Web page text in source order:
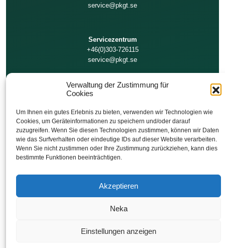
Verwaltung der Zustimmung für
Cookies
Um Ihnen ein gutes Erlebnis zu bieten, verwenden wir Technologien wie
Cookies, um Geräteinformationen zu speichern und/oder darauf
zuzugreifen. Wenn Sie diesen Technologien zustimmen, können wir Daten
wie das Surfverhalten oder eindeutige IDs auf dieser Website verarbeiten.
Wenn Sie nicht zustimmen oder Ihre Zustimmung zurückziehen, kann dies
bestimmte Funktionen beeinträchtigen.
Akzeptieren
Neka
Einstellungen anzeigen
service@pkgt.se
Servicezentrum
+46(0)303-726115
service@pkgt.se
Technische Unterstützung
service@pkgt.se
Finanzen/Rechnungen
+46(0)303-726100